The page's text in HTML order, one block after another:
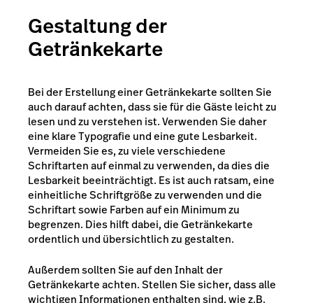
Gestaltung der
Getränkekarte
Bei der Erstellung einer Getränkekarte sollten Sie
auch darauf achten, dass sie für die Gäste leicht zu
lesen und zu verstehen ist. Verwenden Sie daher
eine klare Typografie und eine gute Lesbarkeit.
Vermeiden Sie es, zu viele verschiedene
Schriftarten auf einmal zu verwenden, da dies die
Lesbarkeit beeinträchtigt. Es ist auch ratsam, eine
einheitliche Schriftgröße zu verwenden und die
Schriftart sowie Farben auf ein Minimum zu
begrenzen. Dies hilft dabei, die Getränkekarte
ordentlich und übersichtlich zu gestalten.
Außerdem sollten Sie auf den Inhalt der
Getränkekarte achten. Stellen Sie sicher, dass alle
wichtigen Informationen enthalten sind, wie z.B.